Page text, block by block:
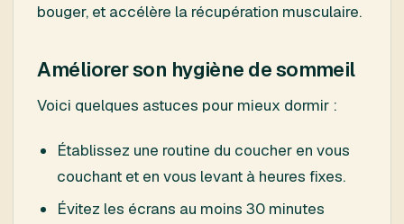
bouger, et accélère la récupération musculaire.
Améliorer son hygiène de sommeil
Voici quelques astuces pour mieux dormir :
Établissez une routine du coucher en vous
couchant et en vous levant à heures fixes.
Évitez les écrans au moins 30 minutes